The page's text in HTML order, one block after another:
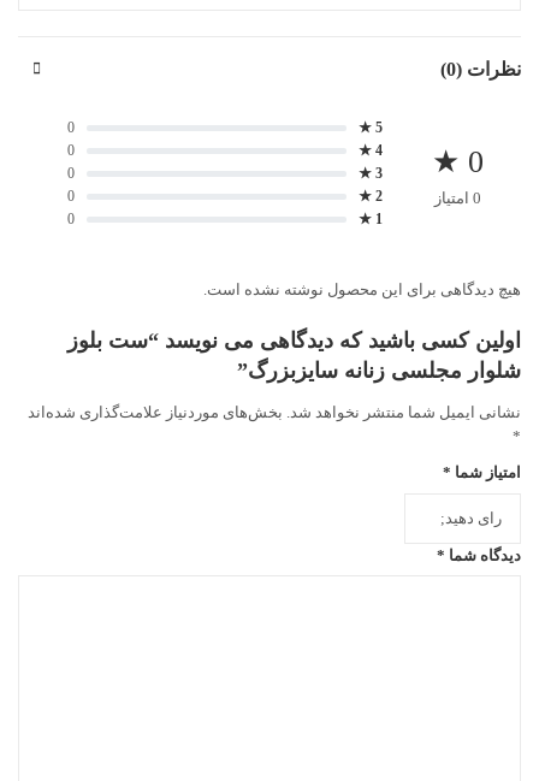
نظرات (0)
0 ★
0 امتیاز
5 ★
0
4 ★
0
3 ★
0
2 ★
0
1 ★
0
هیچ دیدگاهی برای این محصول نوشته نشده است.
اولین کسی باشید که دیدگاهی می نویسد “ست بلوز
شلوار مجلسی زنانه سایزبزرگ”
نشانی ایمیل شما منتشر نخواهد شد. بخش‌های موردنیاز علامت‌گذاری شده‌اند
*
امتیاز شما *
دیدگاه شما *